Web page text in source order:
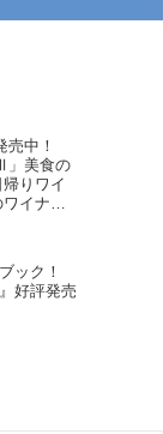
売中！
」美食の
りワイ
イナリ
ック！
好評発売